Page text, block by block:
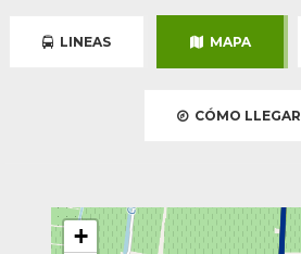
LINEAS MAPA
CÓMO LLEGAR
+